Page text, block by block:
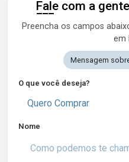
Fale com a
Preencha os campos
em
Mensagem
O que você deseja?
Quero Comprar
Nome